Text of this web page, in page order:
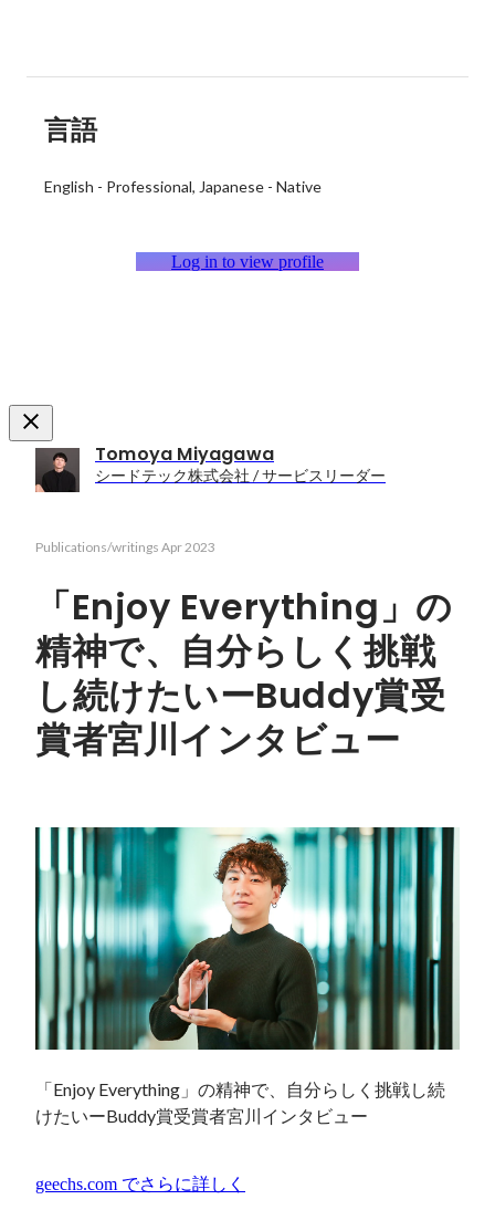
言語
English - Professional Japanese - Native
Log in to view profile
Tomoya Miyagawa
シードテック株式会社 / サービスリーダー
Publications/writings Apr 2023
「Enjoy Everything」の
精神で、自分らしく挑戦
し続けたいーBuddy賞受
賞者宮川インタビュー
「Enjoy Everything」の精神で、自分らしく挑戦し続
けたいーBuddy賞受賞者宮川インタビュー
geechs.com でさらに詳しく